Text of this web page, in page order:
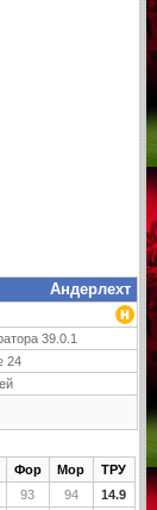
Андерлехт
39.0.1
24
Фор Мор
ТРУ
93 94
14.9